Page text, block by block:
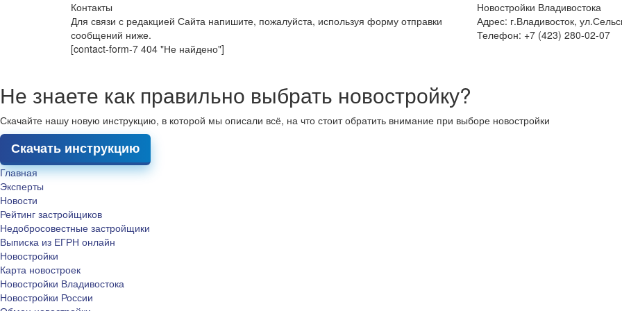
Контакты
Для связи с редакцией Сайта напишите, пожалуйста, используя форму отправки
сообщений ниже.
[contact-form-7 404 "Не найдено"]
Новостройки Владивостока
Адрес: г.Владивосток,
Телефон: +7 (423) 280-02-07
Не знаете как правильно выбрать новостройку?
Скачайте нашу новую инструкцию, в которой мы описали всё, на что стоит обратить внимание при выборе новостройки
Скачать инструкцию
Главная
Эксперты
Новости
Рейтинг застройщиков
Недобросовестные застройщики
Выписка из ЕГРН онлайн
Новостройки
Карта новостроек
Новостройки Владивостока
Новостройки России